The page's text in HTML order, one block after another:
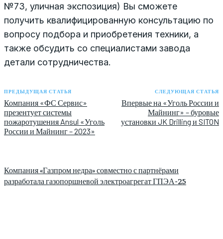
№73, уличная экспозиция) Вы сможете
получить квалифицированную консультацию по
вопросу подбора и приобретения техники, а
также обсудить со специалистами завода
детали сотрудничества.
ПРЕДЫДУЩАЯ СТАТЬЯ
Компания «ФС Сервис»
презентует системы
пожаротушения Ansul «Уголь
России и Майнинг – 2023»
СЛЕДУЮЩАЯ СТАТЬЯ
Впервые на «Уголь России и
Майнинг» – буровые
установки JK Drilling и SITON
Компания «Газпром недра» совместно с партнёрами
разработала газопоршневой электроагрегат ГПЭА-25